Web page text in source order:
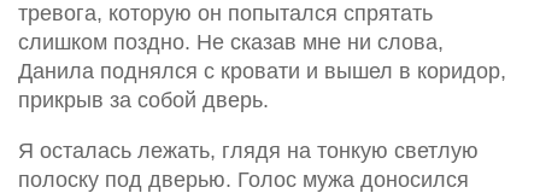
тревога, которую он попытался спрятать
слишком поздно. Не сказав мне ни слова,
Данила поднялся с кровати и вышел в коридор,
прикрыв за собой дверь.
Я осталась лежать, глядя на тонкую светлую
полоску под дверью. Голос мужа доносился